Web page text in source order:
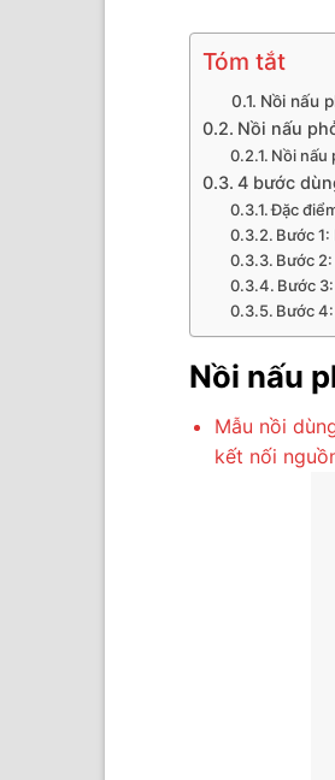
Tóm tắt
Nồi nấu
Nồi nấu
Nồi nấu
4 bước
Đặc
Bước
Bước
Bước
Bước
Nồi nấu
Mẫu nồi
kết nối